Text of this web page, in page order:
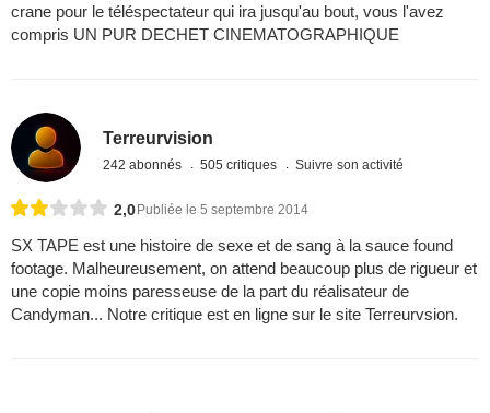
crane pour le téléspectateur qui ira jusqu'au bout, vous l'avez
compris UN PUR DECHET CINEMATOGRAPHIQUE
Terreurvision
242 abonnés 505 critiques Suivre son activité
2,0 Publiée le 5 septembre 2014
SX TAPE est une histoire de sexe et de sang à la sauce found
footage. Malheureusement, on attend beaucoup plus de rigueur et
une copie moins paresseuse de la part du réalisateur de
Candyman... Notre critique est en ligne sur le site Terreurvsion.